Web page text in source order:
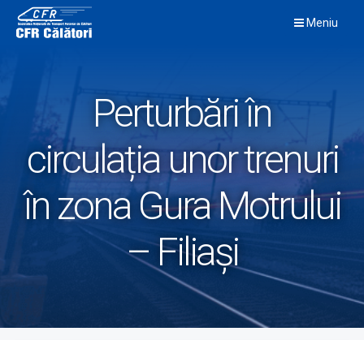
content
Meniu
Perturbări în
circulația unor trenuri
în zona Gura Motrului
– Filiași